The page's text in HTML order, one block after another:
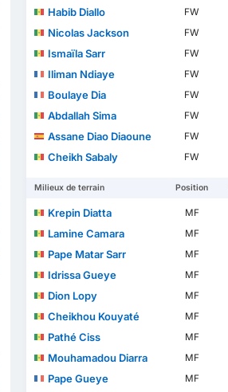
Habib Diallo
FW
Nicolas Jackson
FW
Ismaïla Sarr
FW
Iliman Ndiaye
FW
Boulaye Dia
FW
Abdallah Sima
FW
Assane Diao Diaoune
FW
Cheikh Sabaly
FW
Milieux de terrain Position
Krepin Diatta MF
Lamine Camara
MF
Pape Matar Sarr
MF
Idrissa Gueye
MF
Dion Lopy
MF
Cheikhou Kouyaté
MF
Pathé Ciss
MF
Mouhamadou Diarra
MF
Pape Gueye
MF